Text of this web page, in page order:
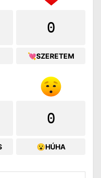
0
💘SZERETEM
0
😮HÚHA